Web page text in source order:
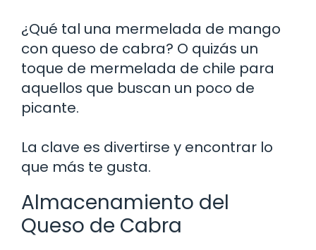
¿Qué tal una mermelada de mango
con queso de cabra? O quizás un
toque de mermelada de chile para
aquellos que buscan un poco de
picante.
La clave es divertirse y encontrar lo
que más te gusta.
Almacenamiento del
Queso de Cabra